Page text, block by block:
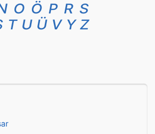
O Ö P R S
T U Ü V Y Z